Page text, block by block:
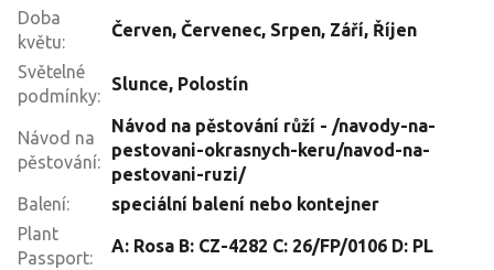
Doba
květu:
Červen, Červenec, Srpen, Září, Říjen
Světelné
podmínky:
Slunce, Polostín
Návod na
pěstování:
Návod na pěstování růží - /navody-na-
pestovani-okrasnych-keru/navod-na-
pestovani-ruzi/
Balení:
speciální balení nebo kontejner
Plant
Passport:
A: Rosa B: CZ-4282 C: 26/FP/0106 D: PL